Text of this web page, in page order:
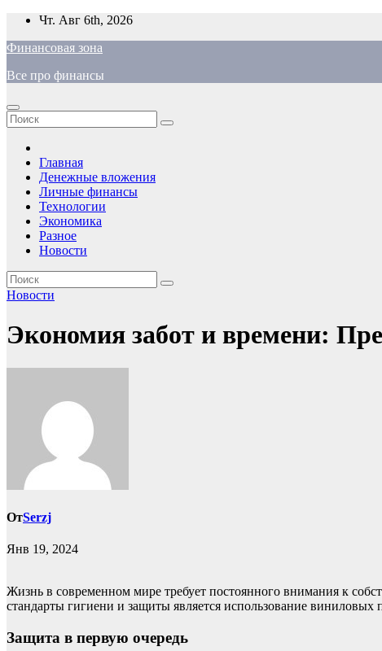
Перейти
содержимому
Чт. Авг 6th, 2026
Финансовая зона
Все про финансы
Главная
Денежные вложения
Личные финансы
Технологии
Экономика
Разное
Новости
Новости
Экономия забот и времени:
ОтSerzj
Янв 19, 2024
Жизнь в современном мире требует постоянного внимания к
стандарты гигиени и защиты является использование
Защита в первую очередь